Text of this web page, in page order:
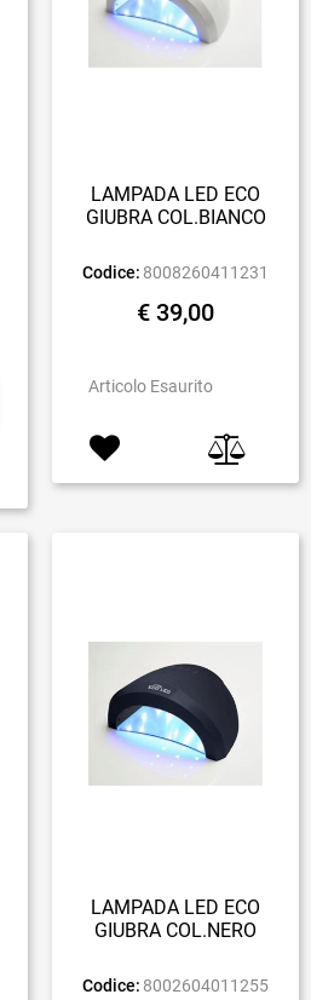
LAMPADA LED ECO
GIUBRA COL.BIANCO
Codice: 8008260411231
€ 39,00
Articolo Esaurito
LAMPADA LED ECO
GIUBRA COL.NERO
Codice: 8002604011255